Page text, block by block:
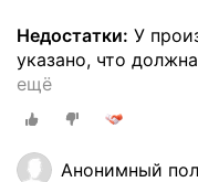
Недостатки: У
указано, что
ещё
Анонимный